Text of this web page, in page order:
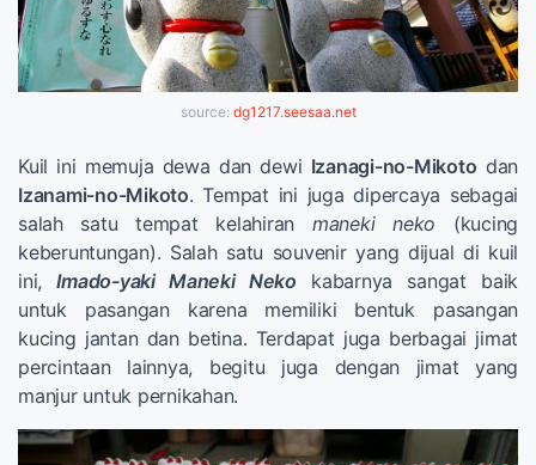
source: dg1217.seesaa.net
Kuil ini memuja dewa dan dewi Izanagi-no-Mikoto dan
Izanami-no-Mikoto. Tempat ini juga dipercaya sebagai
salah satu tempat kelahiran maneki neko (kucing
keberuntungan). Salah satu souvenir yang dijual di kuil
ini,Imado-yaki Maneki Neko kabarnya sangat baik
untuk pasangan karena memiliki bentuk pasangan
kucing jantan dan betina. Terdapat juga berbagai jimat
percintaan lainnya, begitu juga dengan jimat yang
manjur untuk pernikahan.